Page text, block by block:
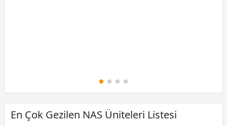
En Çok Gezilen NAS Üniteleri Listesi